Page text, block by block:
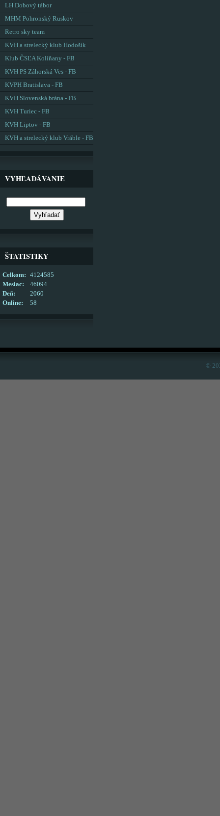
LH Dobový tábor
MHM Pohronský Ruskov
Retro sky team
KVH a strelecký klub Hodošík
Klub ČSĽA Kolíňany - FB
KVH PS Záhorská Ves - FB
KVPH Bratislava - FB
KVH Slovenská brána - FB
KVH Turiec - FB
KVH Liptov - FB
KVH a strelecký klub Vráble - FB
VYHĽADÁVANIE
ŠTATISTIKY
Online: 58
Celkom:
4124585
Mesiac:
46094
Deň:
2060
©